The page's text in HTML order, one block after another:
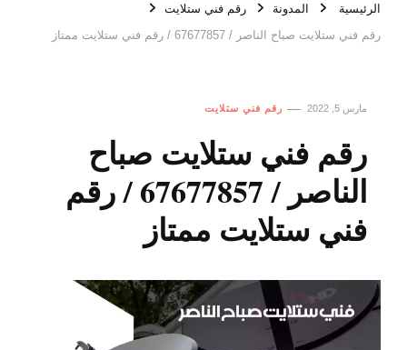
الرئيسية المدونة
رقم فني ستلايت
رقم فني ستلايت صباح الناصر / 67677857 / رقم فني ستلايت ممتاز
مارس 5, 2022 رقم فني ستلايت
رقم فني ستلايت صباح
الناصر / 67677857 / رقم
فني ستلايت ممتاز